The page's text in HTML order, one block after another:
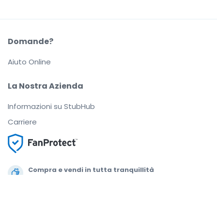
Compra e vendi in tutta tranquillità
La Nostra Azienda
Informazioni su StubHub
Carriere
Domande?
Aiuto Online